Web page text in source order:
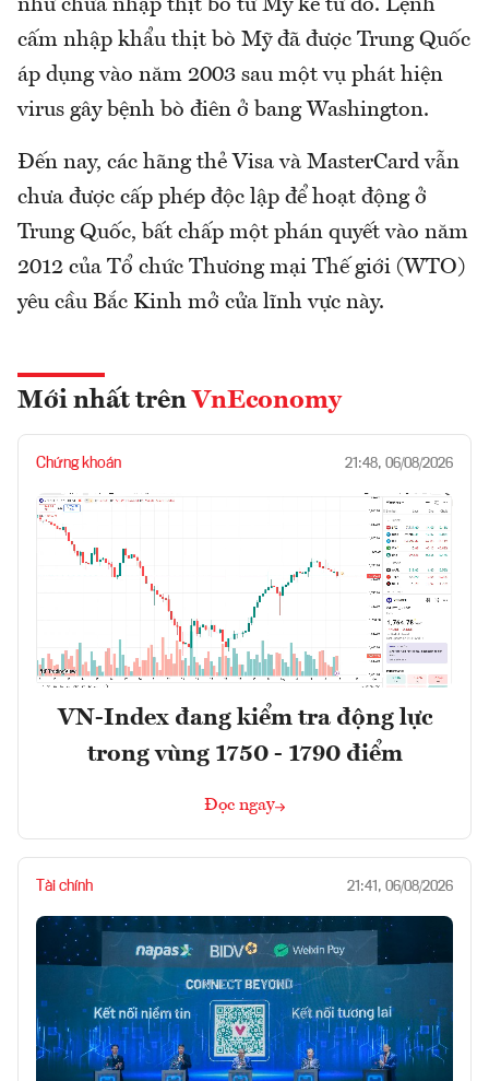
như chưa nhập thịt bò từ Mỹ kể từ đó. Lệnh
cấm nhập khẩu thịt bò Mỹ đã được Trung Quốc
áp dụng vào năm 2003 sau một vụ phát hiện
virus gây bệnh bò điên ở bang Washington.
Đến nay, các hãng thẻ Visa và MasterCard vẫn
chưa được cấp phép độc lập để hoạt động ở
Trung Quốc, bất chấp một phán quyết vào năm
2012 của Tổ chức Thương mại Thế giới (WTO)
yêu cầu Bắc Kinh mở cửa lĩnh vực này.
Mới nhất trên VnEconomy
Chứng khoán 21:48, 06/08/2026
VN-Index đang kiểm tra động lực
trong vùng 1750 - 1790 điểm
Đọc ngay
Tài chính 21:41, 06/08/2026